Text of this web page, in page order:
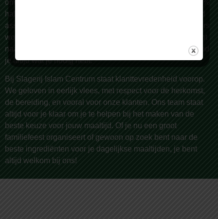
omstreken, bekend om onze zorgvuldige selectie van 100%
halal vlees van de hoogste kwaliteit. Wij bieden een breed
assortiment, met meer dan 150 producten die dagelijks vers
worden bereid door onze vakslagers. Of je nu op zoek bent
naar lamsvlees, rundvlees, kip, of geitenvlees – bij ons vind
je altijd wat je nodig hebt.
Bij Slagerij Islam Centrum staat klanttevredenheid voorop.
We geloven in eerlijk vlees, met respect voor de herkomst,
de bereiding, en vooral voor onze klanten. Ons team staat
altijd voor je klaar om je te helpen bij het maken van de
beste keuze voor jouw maaltijd. Of je nu een groot
familiefeest organiseert of gewoon op zoek bent naar de
beste ingrediënten voor je dagelijkse maaltijden, je bent
altijd welkom bij ons!